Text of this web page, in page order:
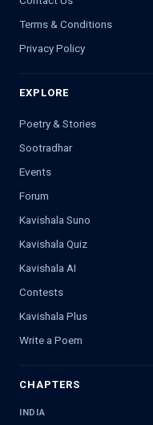
Terms & Conditions
Privacy Policy
EXPLORE
Poetry & Stories
Sootradhar
Events
Forum
Kavishala Suno
Kavishala Quiz
Kavishala AI
Contests
Kavishala Plus
Write a Poem
CHAPTERS
INDIA